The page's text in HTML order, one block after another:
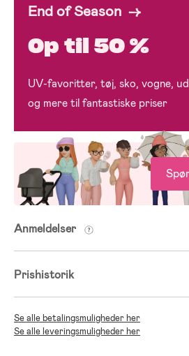
End of Season →
Op til 50 %
UV-favoritter, tøj, sko, vogne,
og mere til fantastiske priser
Anmeldelser
Prishistorik
Se alle betalingsmuligheder her
Se alle leveringsmuligheder her